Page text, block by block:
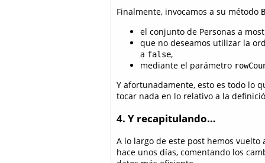
Finalmente, invocamos a su método
el conjunto de Personas a
que no deseamos utilizar la
a false,
mediante el parámetro
Y afortunadamente, esto es todo lo
tocar nada en lo relativo a la
4. Y recapitulando…
A lo largo de este post hemos
hace unos días, comentando los